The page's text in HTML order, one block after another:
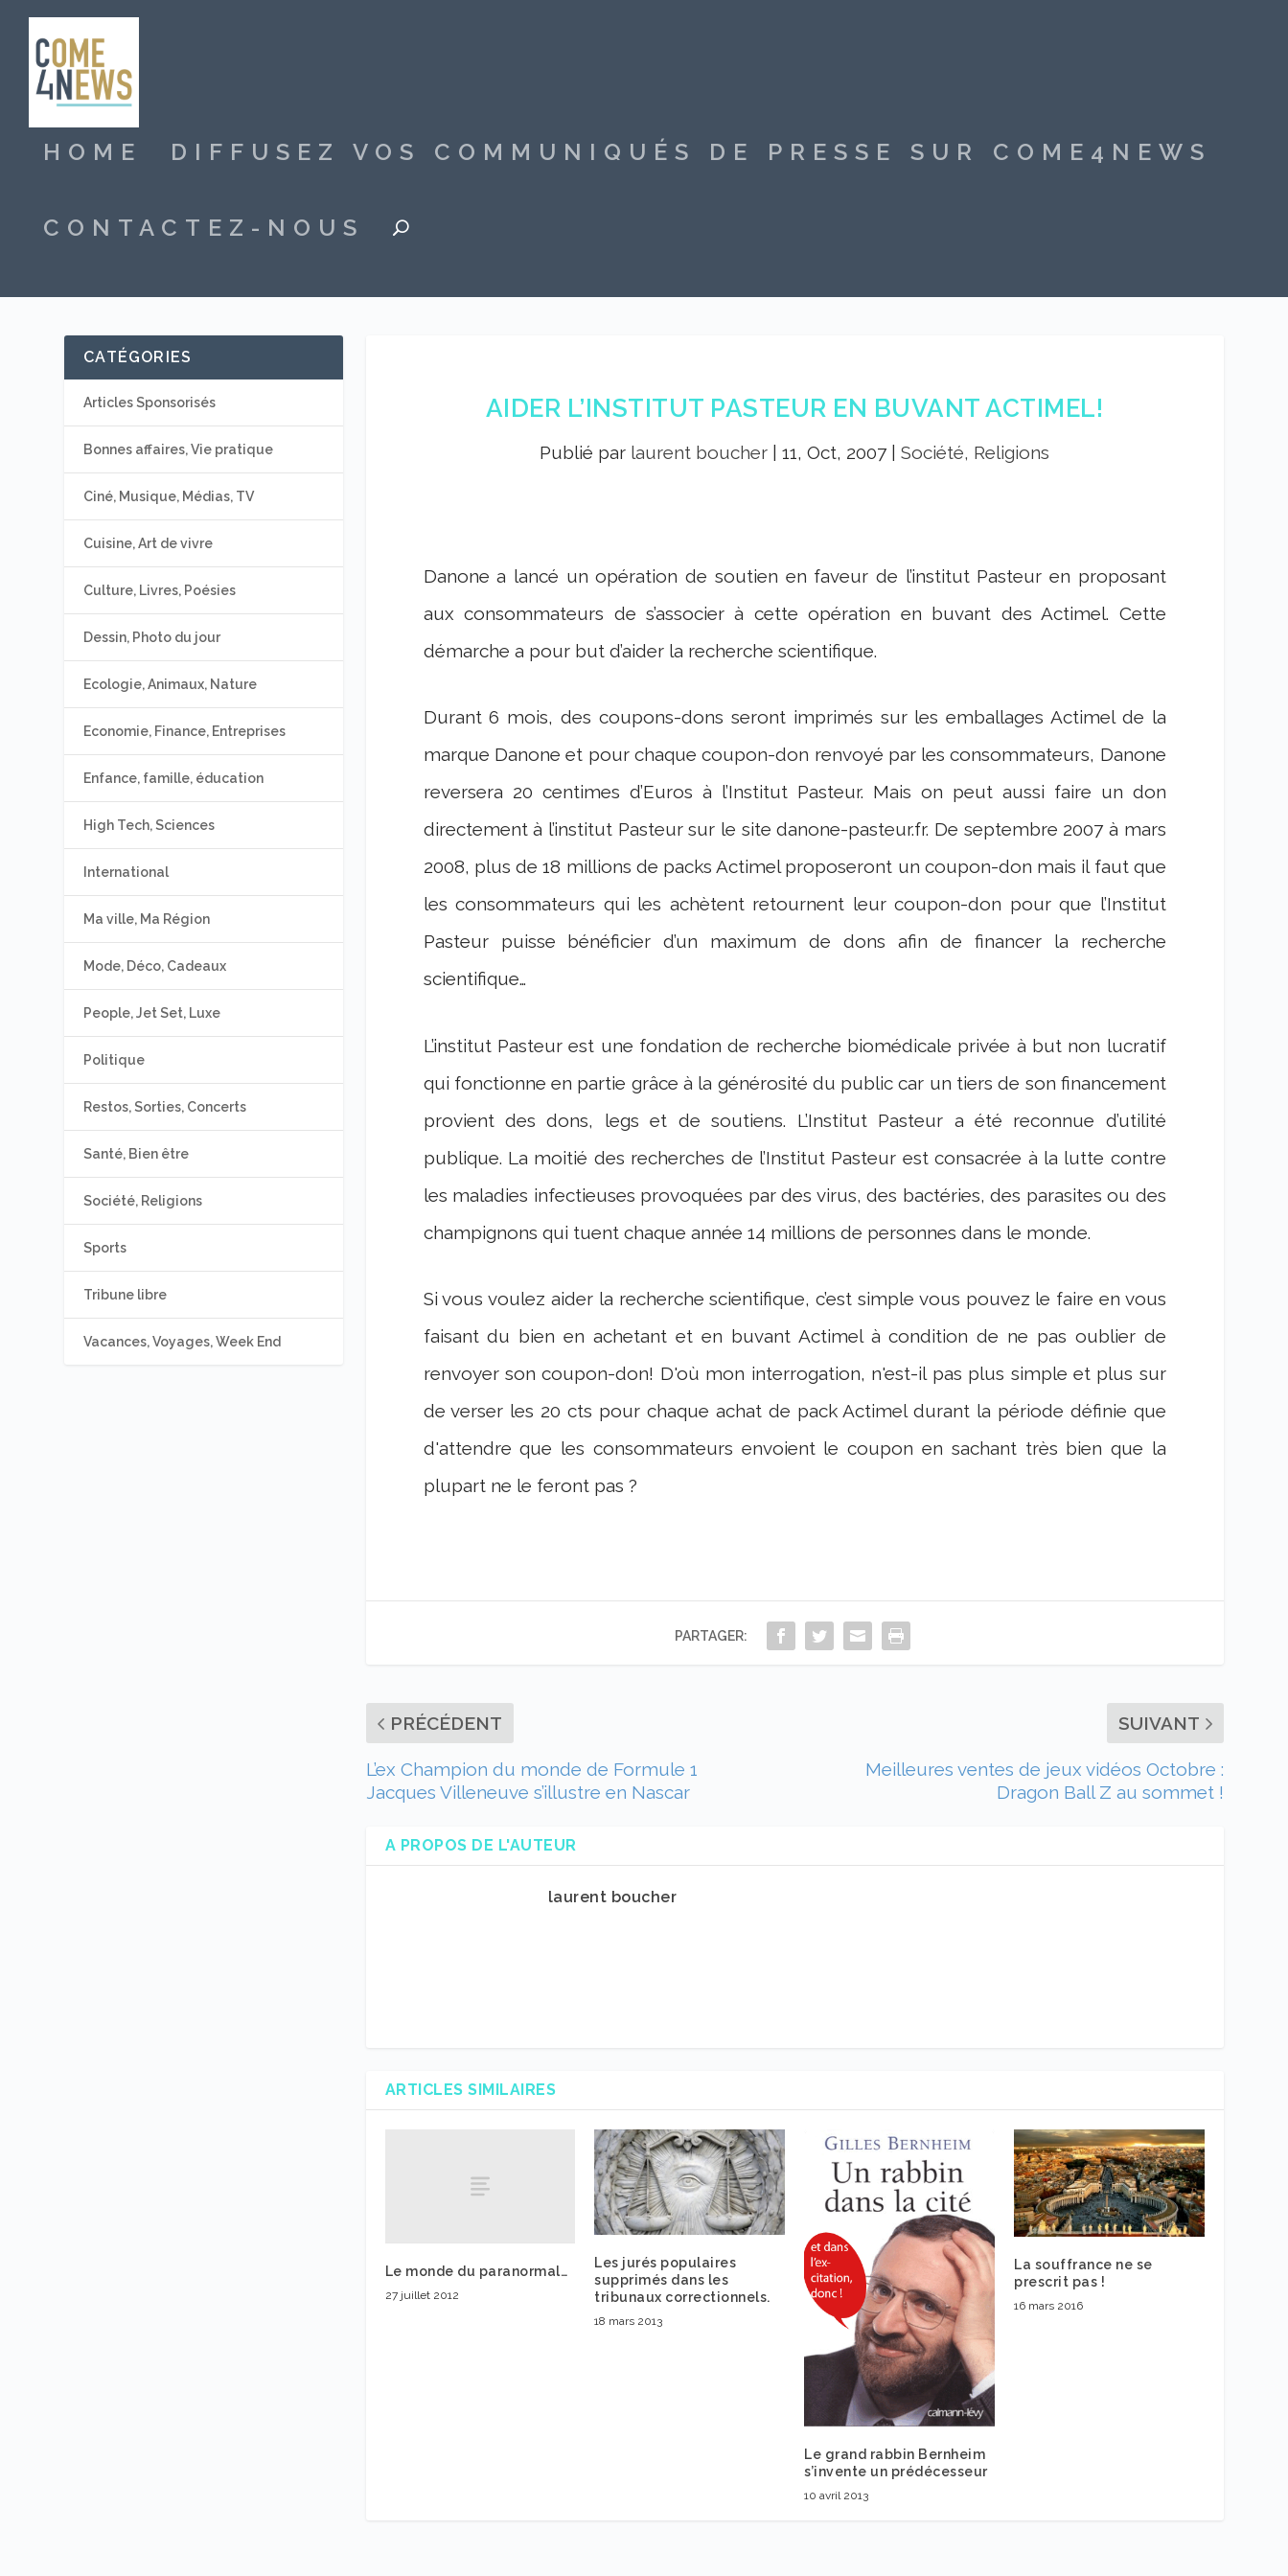
HOME DIFFUSEZ VOS COMMUNIQUÉS DE PRESSE SUR COME4NEWS
CONTACTEZ-NOUS
AIDER L’INSTITUT PASTEUR EN BUVANT ACTIMEL!
Publié par laurent boucher |11, Oct, 2007 |Société, Religions
Danone a lancé un opération de soutien en faveur de l’institut Pasteur en proposant
aux consommateurs de s’associer à cette opération en buvant des Actimel. Cette
démarche a pour but d’aider la recherche scientifique.
Durant 6 mois, des coupons-dons seront imprimés sur les emballages Actimel de la
marque Danone et pour chaque coupon-don renvoyé par les consommateurs, Danone
reversera 20 centimes d’Euros à l’Institut Pasteur. Mais on peut aussi faire un don
directement à l’institut Pasteur sur le site danone-pasteur.fr. De septembre 2007 à mars
2008, plus de 18 millions de packs Actimel proposeront un coupon-don mais il faut que
les consommateurs qui les achètent retournent leur coupon-don pour que l’Institut
Pasteur puisse bénéficier d’un maximum de dons afin de financer la recherche
scientifique…
L’institut Pasteur est une fondation de recherche biomédicale privée à but non lucratif
qui fonctionne en partie grâce à la générosité du public car un tiers de son financement
provient des dons, legs et de soutiens. L’Institut Pasteur a été reconnue d’utilité
publique. La moitié des recherches de l’Institut Pasteur est consacrée à la lutte contre
les maladies infectieuses provoquées par des virus, des bactéries, des parasites ou des
champignons qui tuent chaque année 14 millions de personnes dans le monde.
Si vous voulez aider la recherche scientifique, c’est simple vous pouvez le faire en vous
faisant du bien en achetant et en buvant Actimel à condition de ne pas oublier de
renvoyer son coupon-don! D'où mon interrogation, n'est-il pas plus simple et plus sur
de verser les 20 cts pour chaque achat de pack Actimel durant la période définie que
d'attendre que les consommateurs envoient le coupon en sachant très bien que la
plupart ne le feront pas ?
PARTAGER:
PRÉCÉDENT
L’ex Champion du monde de Formule 1
Jacques Villeneuve s’illustre en Nascar
SUIVANT
Meilleures ventes de jeux vidéos Octobre :
Dragon Ball Z au sommet !
A PROPOS DE L'AUTEUR
laurent boucher
ARTICLES SIMILAIRES
Le monde du paranormal…
27 juillet 2012
Les jurés populaires
supprimés dans les
tribunaux correctionnels.
18 mars 2013
Le grand rabbin Bernheim
s’invente un prédécesseur
10 avril 2013
La souffrance ne se
prescrit pas !
16 mars 2016
CATÉGORIES
Articles Sponsorisés
Bonnes affaires, Vie pratique
Ciné, Musique, Médias, TV
Cuisine, Art de vivre
Culture, Livres, Poésies
Dessin, Photo du jour
Ecologie, Animaux, Nature
Economie, Finance, Entreprises
Enfance, famille, éducation
High Tech, Sciences
International
Ma ville, Ma Région
Mode, Déco, Cadeaux
People, Jet Set, Luxe
Politique
Restos, Sorties, Concerts
Santé, Bien être
Société, Religions
Sports
Tribune libre
Vacances, Voyages, Week End